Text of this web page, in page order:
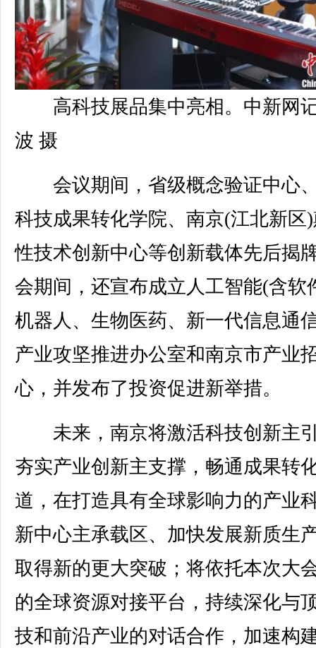
高科技展品集中亮相。中新网
波 摄
会议期间，省级概念验证中心
科技成果转化学院、南京(江北新区
性技术创新中心等创新载体先后揭
会期间，还宣布成立人工智能(含软
机器人、生物医药、新一代信息通
产业攻坚推进办公室和南京市产业
心，并发布了投资促进新举措。
未来，南京将激活科技创新主
夯实产业创新主支撑，畅通成果转
道，在打造具有全球影响力的产业
新中心主承载区、加快发展新质生
取得新的更大突破；将依托本次大
的全球资源对接平台，持续深化与
技和前沿产业的对话合作，加速构